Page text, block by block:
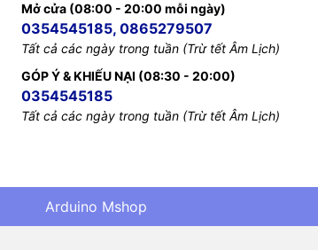
Mở cửa (08:00 - 20:00 mỗi ngày)
0354545185, 0865279507
Tất cả các ngày trong tuần (Trừ tết Âm Lịch)
GÓP Ý & KHIẾU NẠI (08:30 - 20:00)
0354545185
Tất cả các ngày trong tuần (Trừ tết Âm Lịch)
Arduino Mshop